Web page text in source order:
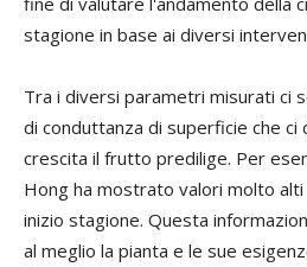
stagione in base ai diversi
Tra i diversi parametri misurati ci
di conduttanza di superficie che ci
crescita il frutto predilige. Per
Hong ha mostrato valori molto
inizio stagione. Questa
al meglio la pianta e le sue